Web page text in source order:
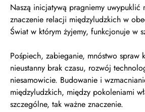
Naszą inicjatywą pragniemy uwypuklić
znaczenie relacji międzyludzkich w
Świat w którym żyjemy, funkcjonuje w
Pośpiech, zabieganie, mnóstwo spraw
nieustanny brak czasu, rozwój
niesamowicie. Budowanie i
międzyludzkich, między pokoleniami
szczególne, tak ważne znaczenie.